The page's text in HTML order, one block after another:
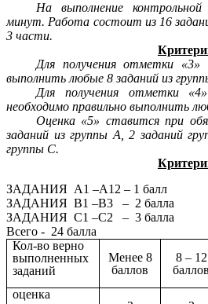
На выполнение
минут. Работа состоит из 16
3 части.
Для получения отметки
выполнить любые 8 заданий из
Для получения отметки
необходимо правильно выполнить
Оценка «5» ставится при
заданий из группы А, 2 заданий
группы С.
ЗАДАНИЯ А1 –А12 – 1
ЗАДАНИЯ В1 –В3 – 2 балла
ЗАДАНИЯ С1 –С2 – 3 балла
Всего - 24 балла
Кол-во верно
выполненных
заданий
Менее 8
баллов
8 – 12
баллов
оценка